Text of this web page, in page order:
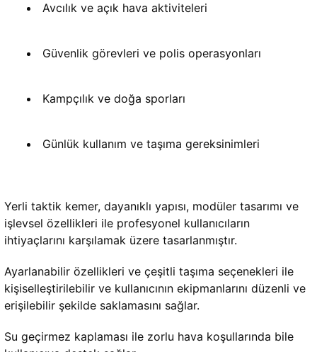
Avcılık ve açık hava aktiviteleri
Güvenlik görevleri ve polis operasyonları
Kampçılık ve doğa sporları
Günlük kullanım ve taşıma gereksinimleri
Yerli taktik kemer, dayanıklı yapısı, modüler tasarımı ve
işlevsel özellikleri ile profesyonel kullanıcıların
ihtiyaçlarını karşılamak üzere tasarlanmıştır.
Ayarlanabilir özellikleri ve çeşitli taşıma seçenekleri ile
kişiselleştirilebilir ve kullanıcının ekipmanlarını düzenli ve
erişilebilir şekilde saklamasını sağlar.
Su geçirmez kaplaması ile zorlu hava koşullarında bile